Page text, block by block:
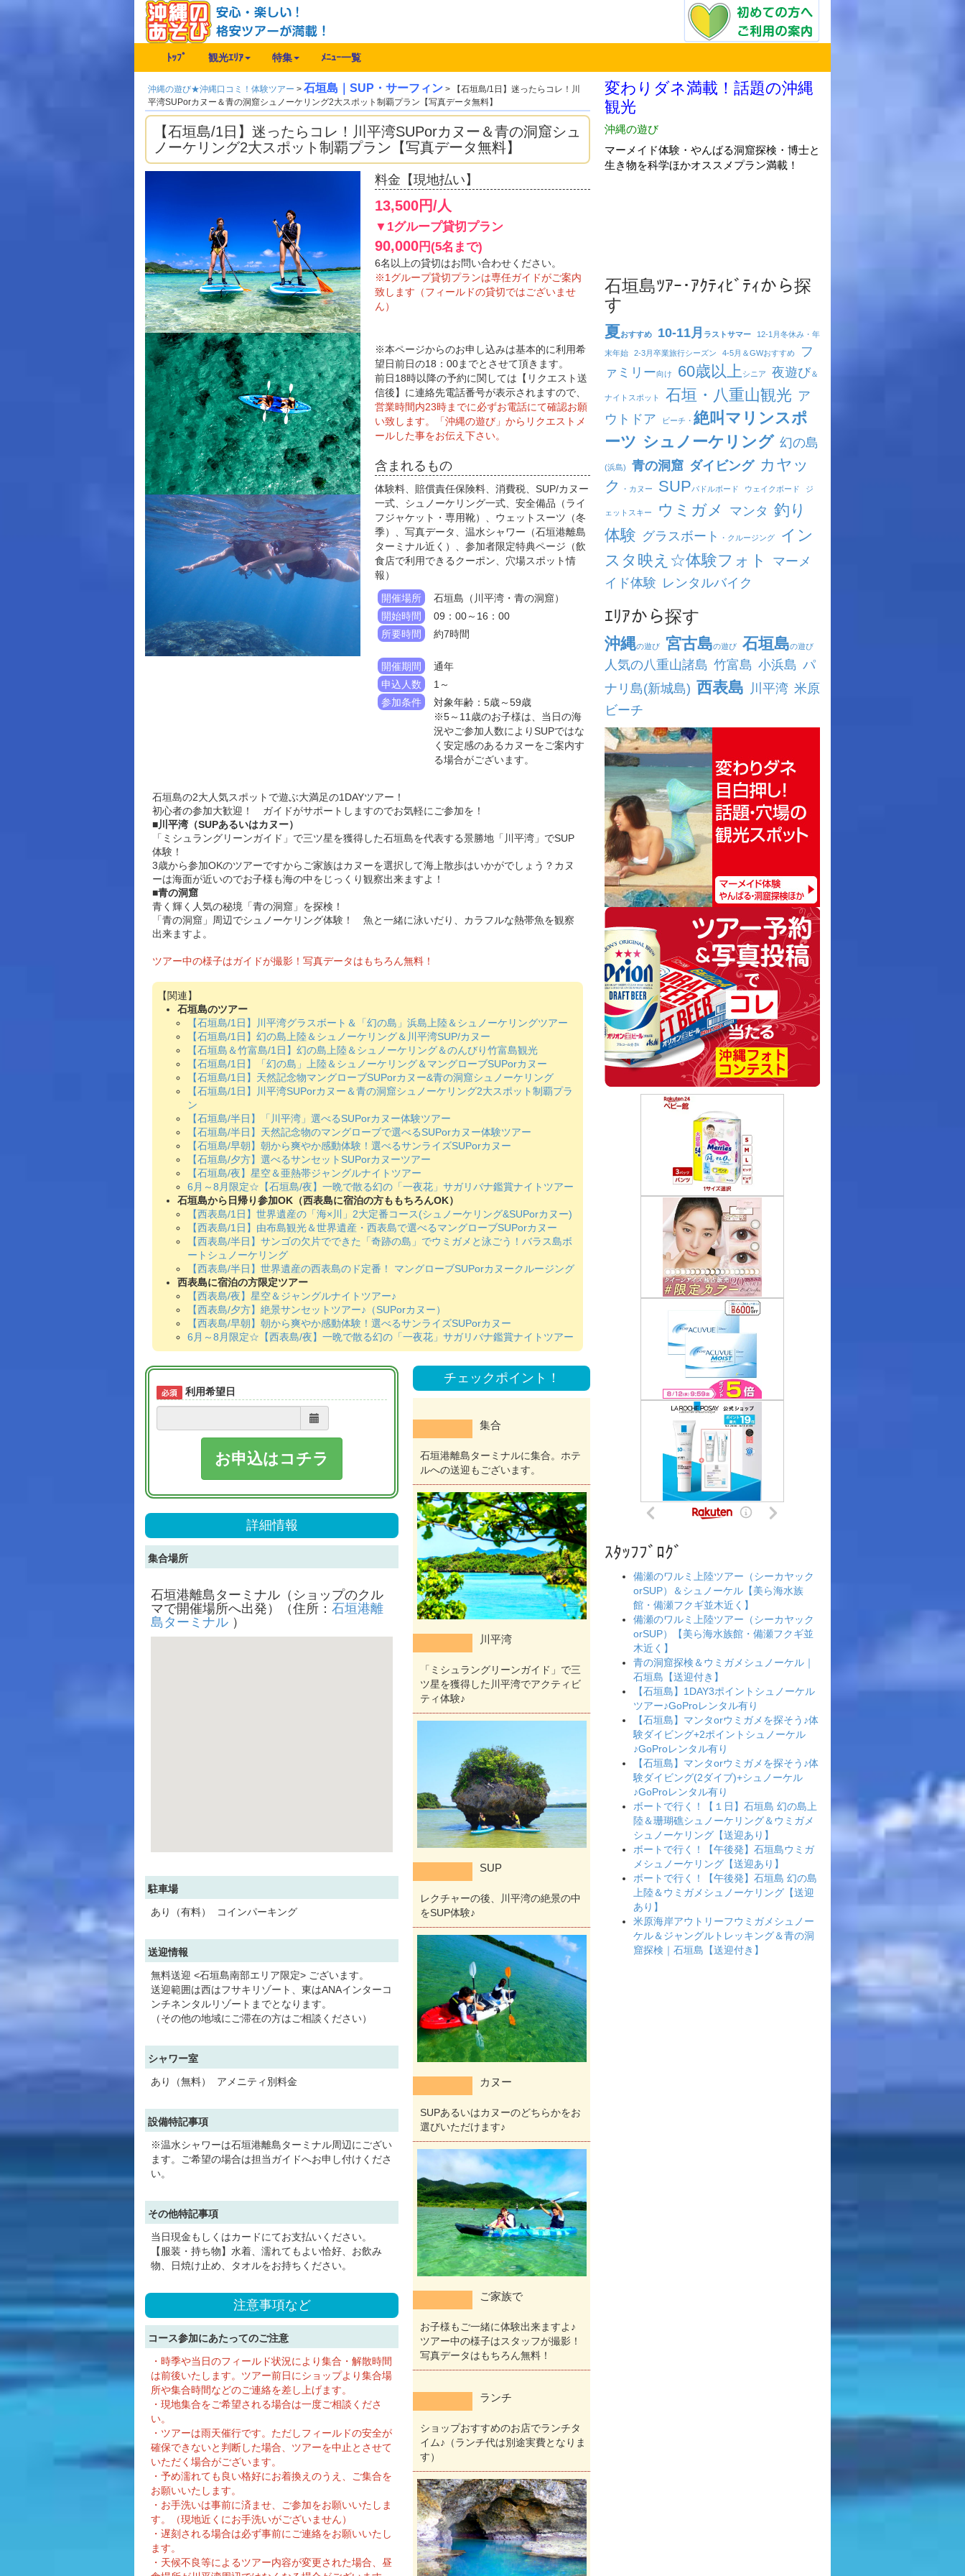
ﾄｯﾌﾟ 観光ｴﾘｱ 特集 ﾒﾆｭｰ一覧
沖縄の遊び★沖縄口コミ！体験ツアー > 石垣島｜SUP・サーフィン > 【石垣島/1日】迷ったらコレ！川
平湾SUPorカヌー＆青の洞窟シュノーケリング2大スポット制覇プラン【写真データ無料】
【石垣島/1日】迷ったらコレ！川平湾SUPorカヌー＆青の洞窟シュ
ノーケリング2大スポット制覇プラン【写真データ無料】
料金【現地払い】
13,500円/人
▼1グループ貸切プラン
90,000円(5名まで)
6名以上の貸切はお問い合わせください。
※1グループ貸切プランは専任ガイドがご案内
致します（フィールドの貸切ではございませ
ん）
※本ページからのお申し込みは基本的に利用希
望日前日の18：00までとさせて頂きます。
前日18時以降の予約に関しては【リクエスト送
信後】に連絡先電話番号が表示されますので、
営業時間内23時までに必ずお電話にて確認お願
い致します。「沖縄の遊び」からリクエストメ
ールした事をお伝え下さい。
含まれるもの
体験料、賠償責任保険料、消費税、SUP/カヌー
一式、シュノーケリング一式、安全備品（ライ
フジャケット・専用靴）、ウェットスーツ（冬
季）、写真データ、温水シャワー（石垣港離島
ターミナル近く）、参加者限定特典ページ（飲
食店で利用できるクーポン、穴場スポット情
報）
開催場所
石垣島（川平湾・青の洞窟）
開始時間
09：00～16：00
所要時間
約7時間
開催期間
通年
申込人数
1～
参加条件
対象年齢：5歳～59歳
※5～11歳のお子様は、当日の海
況やご参加人数によりSUPではな
く安定感のあるカヌーをご案内す
る場合がございます。
石垣島の2大人気スポットで遊ぶ大満足の1DAYツアー！
初心者の参加大歓迎！ ガイドがサポートしますのでお気軽にご参加を！
■川平湾（SUPあるいはカヌー）
「ミシュラングリーンガイド」で三ツ星を獲得した石垣島を代表する景勝地「川平湾」でSUP
体験！
3歳から参加OKのツアーですからご家族はカヌーを選択して海上散歩はいかがでしょう？カヌ
ーは海面が近いのでお子様も海の中をじっくり観察出来ますよ！
■青の洞窟
青く輝く人気の秘境「青の洞窟」を探検！
「青の洞窟」周辺でシュノーケリング体験！ 魚と一緒に泳いだり、カラフルな熱帯魚を観察
出来ますよ。
ツアー中の様子はガイドが撮影！写真データはもちろん無料！
石垣島のツアー
【石垣島/1日】川平湾グラスボート＆「幻の島」浜島上陸＆シュノーケリングツアー
【石垣島/1日】幻の島上陸＆シュノーケリング＆川平湾SUP/カヌー
【石垣島＆竹富島/1日】幻の島上陸＆シュノーケリング＆のんびり竹富島観光
【石垣島/1日】「幻の島」上陸＆シュノーケリング＆マングローブSUPorカヌー
【石垣島/1日】天然記念物マングローブSUPorカヌー&青の洞窟シュノーケリング
【石垣島/1日】川平湾SUPorカヌー＆青の洞窟シュノーケリング2大スポット制覇プラ
ン
【石垣島/半日】「川平湾」選べるSUPorカヌー体験ツアー
【石垣島/半日】天然記念物のマングローブで選べるSUPorカヌー体験ツアー
【石垣島/早朝】朝から爽やか感動体験！選べるサンライズSUPorカヌー
【石垣島/夕方】選べるサンセットSUPorカヌーツアー
【石垣島/夜】星空＆亜熱帯ジャングルナイトツアー
6月～8月限定☆【石垣島/夜】一晩で散る幻の「一夜花」サガリバナ鑑賞ナイトツアー
石垣島から日帰り参加OK（西表島に宿泊の方ももちろんOK）
【西表島/1日】世界遺産の「海×川」2大定番コース(シュノーケリング&SUPorカヌー)
【西表島/1日】由布島観光＆世界遺産・西表島で選べるマングローブSUPorカヌー
【西表島/半日】サンゴの欠片でできた「奇跡の島」でウミガメと泳ごう！バラス島ボ
ートシュノーケリング
【西表島/半日】世界遺産の西表島のド定番！ マングローブSUPorカヌークルージング
西表島に宿泊の方限定ツアー
【西表島/夜】星空＆ジャングルナイトツアー♪
【西表島/夕方】絶景サンセットツアー♪（SUPorカヌー）
【西表島/早朝】朝から爽やか感動体験！選べるサンライズSUPorカヌー
6月～8月限定☆【西表島/夜】一晩で散る幻の「一夜花」サガリバナ鑑賞ナイトツアー
利用希望日
お申込はコチラ
詳細情報
集合場所
石垣港離島ターミナル（ショップのクル
マで開催場所へ出発）（住所： 石垣港離
島ターミナル ）
駐車場
あり（有料） コインパーキング
送迎情報
無料送迎 <石垣島南部エリア限定> ございます。
送迎範囲は西はフサキリゾート、東はANAインターコ
ンチネンタルリゾートまでとなります。
（その他の地域にご滞在の方はご相談ください）
シャワー室
あり（無料） アメニティ別料金
設備特記事項
※温水シャワーは石垣港離島ターミナル周辺にござい
ます。ご希望の場合は担当ガイドへお申し付けくださ
い。
その他特記事項
当日現金もしくはカードにてお支払いください。
【服装・持ち物】水着、濡れてもよい恰好、お飲み
物、日焼け止め、タオルをお持ちください。
注意事項など
コース参加にあたってのご注意
・時季や当日のフィールド状況により集合・解散時間
は前後いたします。ツアー前日にショップより集合場
所や集合時間などのご連絡を差し上げます。
・現地集合をご希望される場合は一度ご相談くださ
い。
・ツアーは雨天催行です。ただしフィールドの安全が
確保できないと判断した場合、ツアーを中止とさせて
いただく場合がございます。
・予め濡れても良い格好にお着換えのうえ、ご集合を
お願いいたします。
・お手洗いは事前に済ませ、ご参加をお願いいたしま
す。（現地近くにお手洗いがございません）
・遅刻される場合は必ず事前にご連絡をお願いいたし
ます。
・天候不良等によるツアー内容が変更された場合、昼
チェックポイント！
集合
石垣港離島ターミナルに集合。ホテ
ルへの送迎もございます。
川平湾
「ミシュラングリーンガイド」で三
ツ星を獲得した川平湾でアクティビ
ティ体験♪
SUP
レクチャーの後、川平湾の絶景の中
をSUP体験♪
カヌー
SUPあるいはカヌーのどちらかをお
選びいただけます♪
ご家族で
お子様もご一緒に体験出来ますよ♪
ツアー中の様子はスタッフが撮影！
写真データはもちろん無料！
ランチ
ショップおすすめのお店でランチタ
イム♪（ランチ代は別途実費となりま
す）
石垣島ﾂｱｰ･ｱｸﾃｨﾋﾞﾃｨから探
す
夏おすすめ 10-11月 ラストサマー 12-1月冬休み・年
末年始 2-3月卒業旅行シーズン 4-5月 ＆GWおすすめ
フ
ァミリー向け 60歳以上シニア 夜遊び＆
ナイトスポット 石垣・八重山観光 ア
ウトドア
ビーチ・ 絶叫マリンスポ
ーツ シュノーケリング 幻の島
(浜島) 青の洞窟 ダイビング カヤッ
ク
・カヌー SUPパドルボード ウェイクボード ジ
ェットスキー ウミガメ マンタ 釣り
体験 グラスボート ・クルージング
イン
スタ映え☆体験フォト
マーメ
イド体験 レンタルバイク
ｴﾘｱから探す
沖縄の遊び 宮古島の遊び 石垣島の遊び
人気の八重山諸島 竹富島 小浜島 パ
ナリ島(新城島) 西表島 川平湾 米原
ビーチ
ｽﾀｯﾌﾌﾞﾛｸﾞ
備瀬のワルミ上陸ツアー（シーカヤック
orSUP）＆シュノーケル【美ら海水族
館・備瀬フクギ並木近く】
備瀬のワルミ上陸ツアー（シーカヤック
orSUP）【美ら海水族館・備瀬フクギ並
木近く】
青の洞窟探検＆ウミガメシュノーケル｜
石垣島【送迎付き】
【石垣島】1DAY3ポイントシュノーケル
ツアー♪GoProレンタル有り
【石垣島】マンタorウミガメを探そう♪体
験ダイビング+2ポイントシュノーケル
♪GoProレンタル有り
【石垣島】マンタorウミガメを探そう♪体
験ダイビング(2ダイブ)+シュノーケル
♪GoProレンタル有り
ボートで行く！【１日】石垣島 幻の島上
陸＆珊瑚礁シュノーケリング＆ウミガメ
シュノーケリング【送迎あり】
ボートで行く！【午後発】石垣島ウミガ
メシュノーケリング【送迎あり】
ボートで行く！【午後発】石垣島 幻の島
上陸＆ウミガメシュノーケリング【送迎
あり】
米原海岸アウトリーフウミガメシュノー
ケル＆ジャングルトレッキング＆青の洞
窟探検｜石垣島【送迎付き】